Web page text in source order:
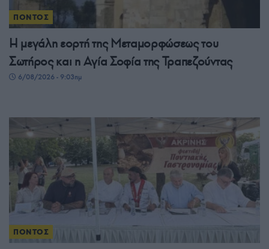
ΠΟΝΤΟΣ
Η μεγάλη εορτή της Μεταμορφώσεως του
Σωτήρος και η Αγία Σοφία της Τραπεζούντας
6/08/2026 - 9:03πμ
ΠΟΝΤΟΣ